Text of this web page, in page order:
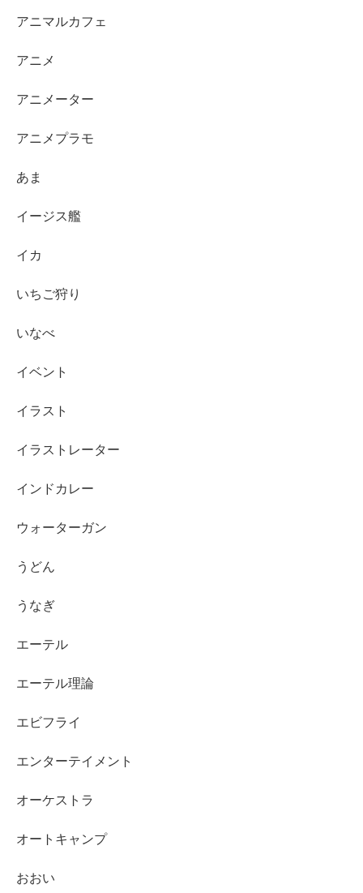
アニマルカフェ
アニメ
アニメーター
アニメプラモ
あま
イージス艦
イカ
いちご狩り
いなべ
イベント
イラスト
イラストレーター
インドカレー
ウォーターガン
うどん
うなぎ
エーテル
エーテル理論
エビフライ
エンターテイメント
オーケストラ
オートキャンプ
おおい